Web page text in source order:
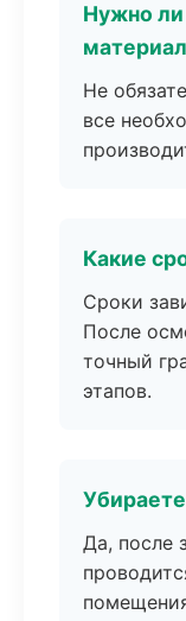
Нужно ли
Не
все
Какие
Сроки
После
точный
этапов.
Да, после